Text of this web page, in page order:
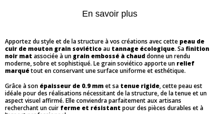
En savoir plus
Apportez du style et de la structure à vos créations avec cette peau de
cuir de mouton grain soviéticoau tannage écologique. Safinition
noir mat associée à un grain embossé à chauddonne un rendu
moderne, sobre et sophistiqué. Le grain soviético apporte un relief
marquétout en conservant une surface uniforme et esthétique.
Grâce à son épaisseur de 0.9 mmet sa tenue rigide, cette peau est
idéale pour des réalisations nécessitant de la structure, de la tenue et un
aspect visuel affirmé. Elle conviendra parfaitement aux artisans
recherchant un cuir ferme et résistant pour des pièces durables et à